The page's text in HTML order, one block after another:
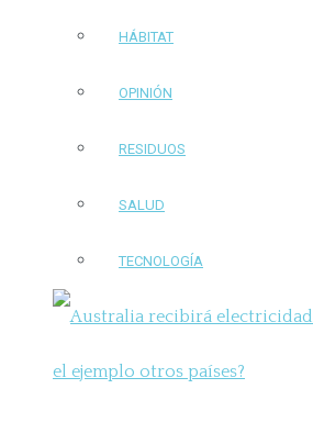
HÁBITAT
OPINIÓN
RESIDUOS
SALUD
TECNOLOGÍA